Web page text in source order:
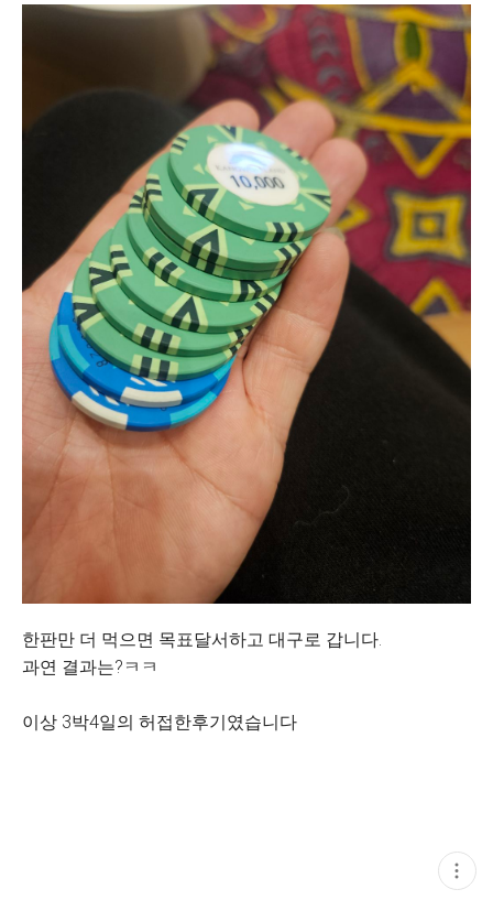
한판만 더 먹으면 목표달서하고 대구로 갑니다.
과연 결과는?ㅋㅋ
이상 3박4일의 허접한후기였습니다
현
재